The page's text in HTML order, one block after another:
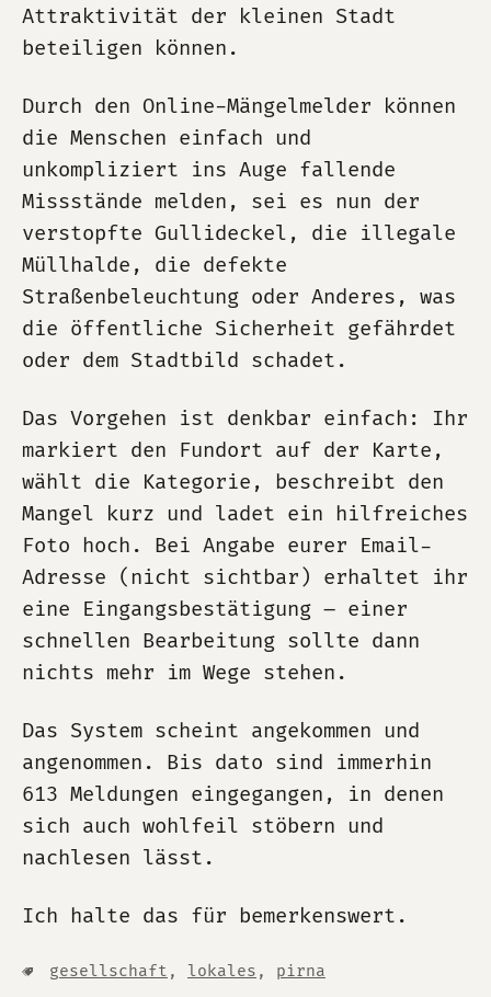
Attraktivität der kleinen Stadt
beteiligen können.
Durch den Online-Mängelmelder können
die Menschen einfach und
unkompliziert ins Auge fallende
Missstände melden, sei es nun der
verstopfte Gullideckel, die illegale
Müllhalde, die defekte
Straßenbeleuchtung oder Anderes, was
die öffentliche Sicherheit gefährdet
oder dem Stadtbild schadet.
Das Vorgehen ist denkbar einfach: Ihr
markiert den Fundort auf der Karte,
wählt die Kategorie, beschreibt den
Mangel kurz und ladet ein hilfreiches
Foto hoch. Bei Angabe eurer Email-
Adresse (nicht sichtbar) erhaltet ihr
eine Eingangsbestätigung – einer
schnellen Bearbeitung sollte dann
nichts mehr im Wege stehen.
Das System scheint angekommen und
angenommen. Bis dato sind immerhin
613 Meldungen eingegangen, in denen
sich auch wohlfeil stöbern und
nachlesen lässt.
Ich halte das für bemerkenswert.
gesellschaft , lokales , pirna